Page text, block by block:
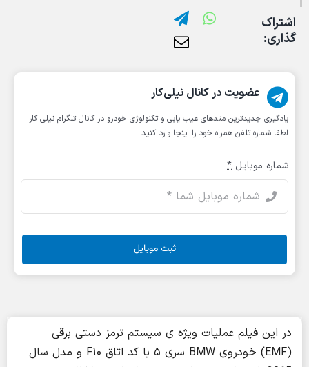
اشتراک
گذاری:
در این فیلم عملیات ویژه ی سیستم ترمز دستی برقی
(EMF) خودروی BMW سری ۵ با کد اتاق F۱۰ و مدل سال
عضویت در کانال نیلی‌کار
یادگیری جدیدترین متد‌های عیب یابی‌ و تکنولوژی خودرو در کانال تلگرام نیلی کار
لطفا شماره تلفن همراه خود را اینجا وارد کنید
شماره موبایل *
ثبت موبایل